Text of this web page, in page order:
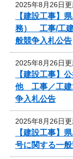
2025年8月26日
【建設工事】
務） 工事/工建
般競争入札公告
2025年8月26日
【建設工事】
他 工事／工建
争入札公告
2025年8月26日
【建設工事】
号に関する一